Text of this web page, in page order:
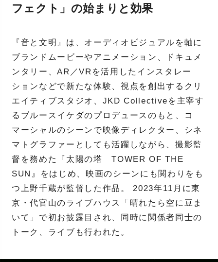
フェクト」の始まりと効果
『音と文明』は、オーディオビジュアルを軸に
ブランドムービーやアニメーション、ドキュメ
ンタリー、AR／VRを活用したインスタレー
ションなどで新たな体験、視点を創出するクリ
エイティブスタジオ、JKD Collectiveを主宰す
るブルースイケダのプロデュースのもと、コ
マーシャルのシーンで映像ディレクター、シネ
マトグラファーとしても活躍しながら、撮影監
督を務めた『太陽の塔 TOWER OF THE
SUN』をはじめ、映画のシーンにも関わりをも
つ上野千蔵が監督した作品。 2023年11月に東
京・代官山のライブハウス「晴れたら空に豆ま
いて」で初お披露目され、同時に関係者同士の
トーク、ライブも行われた。